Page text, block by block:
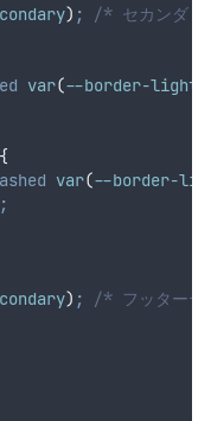
) ;
/* セカンダリ
var(--border-light
{
var(--border-
) ;
/* フッター